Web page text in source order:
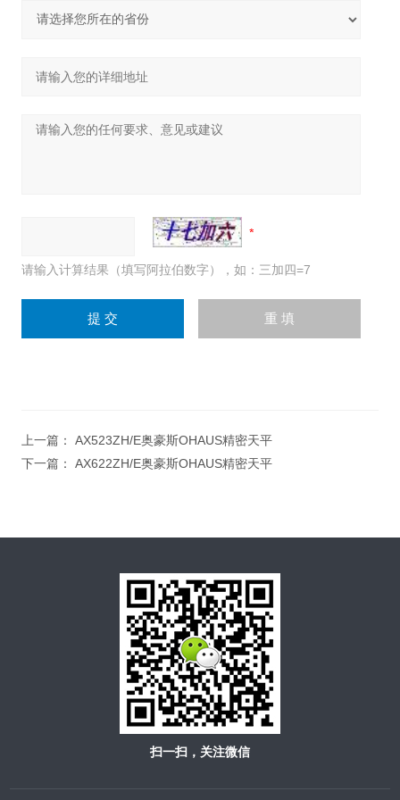
请输入计算结果（填写阿拉伯数字），如：三加四=7
上一篇： AX523ZH/E奥豪斯OHAUS精密天平
下一篇： AX622ZH/E奥豪斯OHAUS精密天平
扫一扫，关注微信